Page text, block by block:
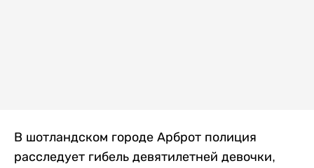
В шотландском городе Арброт полиция
расследует гибель девятилетней девочки,